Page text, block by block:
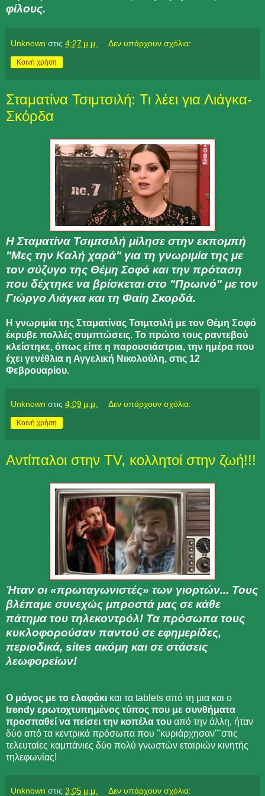
φίλους.
Unknown στις 4:27 μ.μ. Δεν υπάρχουν σχόλια:
Κοινή χρήση
Σταματίνα Τσιμτσιλή: Τι λέει για Λιάγκα-
Σκόρδα
Η Σταματίνα Τσιμτσιλή μίλησε στην εκπομπή
"Μες την Καλή χαρά" για τη γνωριμία της με
τον σύζυγο της Θέμη Σοφό και την πρόταση
που δέχτηκε να βρίσκεται στο "Πρωινό" με τον
Γιώργο Λιάγκα και τη Φαίη Σκορδά.
Η γνωριμία της Σταματίνας Τσιμτσιλή με τον Θέμη Σοφό
έκρυβε πολλές συμπτώσεις. Το πρώτο τους ραντεβού
κλείστηκε, όπως είπε η παρουσιάστρια, την ημέρα που
έχει γενέθλια η Αγγελική Νικολούλη, στις 12
Φεβρουαρίου.
Unknown στις 4:09 μ.μ. Δεν υπάρχουν σχόλια:
Κοινή χρήση
Αντίπαλοι στην TV, κολλητοί στην ζωή!!!
Ήταν οι «πρωταγωνιστές» των γιορτών... Τους
βλέπαμε συνεχώς μπροστά μας σε κάθε
πάτημα του τηλεκοντρόλ! Τα πρόσωπα τους
κυκλοφορούσαν παντού σε εφημερίδες,
περιοδικά, sites ακόμη και σε στάσεις
λεωφορείων!
Ο μάγος με το ελαφάκι και τα tablets από τη μια και ο
trendy ερωτοχτυπημένος τύπος που με συνθήματα
προσπαθεί να πείσει την κοπέλα του από την άλλη, ήταν
δύο από τα κεντρικά πρόσωπα που "κυριάρχησαν"¨στις
τελευταίες καμπάνιες δύο πολύ γνωστών εταιριών κινητής
τηλεφωνίας!
Unknown στις 3:05 μ.μ. Δεν υπάρχουν σχόλια: